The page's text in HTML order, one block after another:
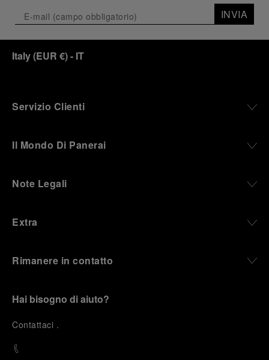
INVIA
Italy(EUR €)- IT
Servizio Clienti
Il Mondo Di Panerai
Note Legali
Extra
Rimanere in contatto
Hai bisogno di aiuto?
Contattaci .